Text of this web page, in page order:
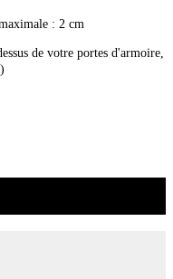
: 2 cm
de votre portes d'armoire,